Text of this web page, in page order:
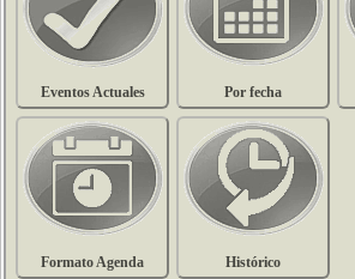
Eventos Actuales Por fecha
Formato Agenda Histórico